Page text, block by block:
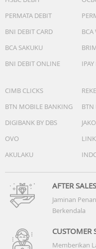
Connectivity
- USB drive format
- Component Video (Y/
- Composite Video
Input x1(Side, Mini jack)
- Subwoofer Output(s):
- Digital Audio
- IF (SATELLITE)
- USB HDD Recording:
- HDMI Audio Return
- RF (Terrestrial/Cable)
- Headphone
- WI-FI FREQUENCY:
Only)
- USB ports: 2 (Side)
PERMATA DEBIT
BNI DEBIT CARD
BCA
BCA SAKUKU
BNI DEBIT ONLINE
CIMB CLICKS
BTN MOBILE BANKING
BTN
DIGIBANK BY DBS
OVO
AKULAKU
AFTER
Jaminan
Berkendala
CUSTOMER
Memberikan